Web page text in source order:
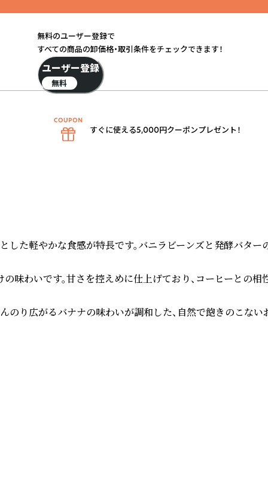
た軽やかな食感が特長です。バニラビーンズと発酵バタ
味わいです。甘さを控えめに仕上げており、コーヒーとの相
り広がるバナナの味わいが調和した、自然で飽きのこない
無料のユーザー登録で
すべての商品の卸価格・取引条件をチェックできます！
ユーザー登録
無料
すぐに使える5,000円クーポンプレゼント！